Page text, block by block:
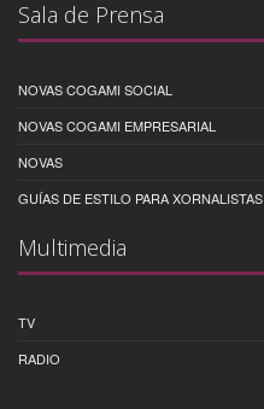
Sala de Prensa
NOVAS COGAMI SOCIAL
NOVAS COGAMI EMPRESARIAL
NOVAS
GUÍAS DE ESTILO PARA XORNALISTAS
Multimedia
TV
RADIO